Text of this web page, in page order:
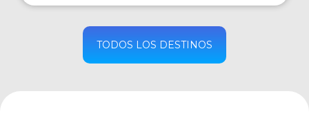
COMPRAR
TODOS LOS DESTINOS